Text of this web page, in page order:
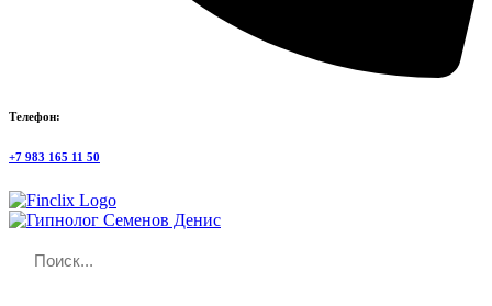
Телефон:
+7 983 165 11 50